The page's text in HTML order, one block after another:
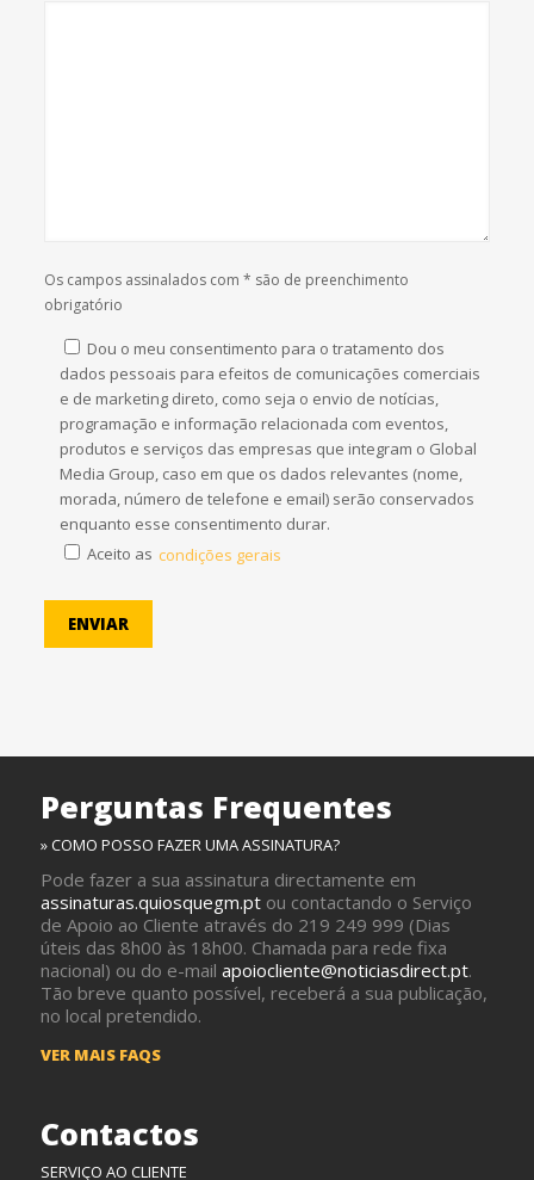
Os campos assinalados com * são de preenchimento
obrigatório
Dou o meu consentimento para o tratamento dos
dados pessoais para efeitos de comunicações comerciais
e de marketing direto, como seja o envio de notícias,
programação e informação relacionada com eventos,
produtos e serviços das empresas que integram o Global
Media Group, caso em que os dados relevantes (nome,
morada, número de telefone e email) serão conservados
enquanto esse consentimento durar.
Aceito as condições gerais
Perguntas Frequentes
» COMO POSSO FAZER UMA ASSINATURA?
Pode fazer a sua assinatura directamente em
assinaturas.quiosquegm.ptou contactando o Serviço
de Apoio ao Cliente através do 219 249 999 (Dias
úteis das 8h00 às 18h00. Chamada para rede fixa
nacional) ou do e-mail apoiocliente@noticiasdirect.pt.
Tão breve quanto possível, receberá a sua publicação,
no local pretendido.
VER MAIS FAQS
Contactos
SERVIÇO AO CLIENTE